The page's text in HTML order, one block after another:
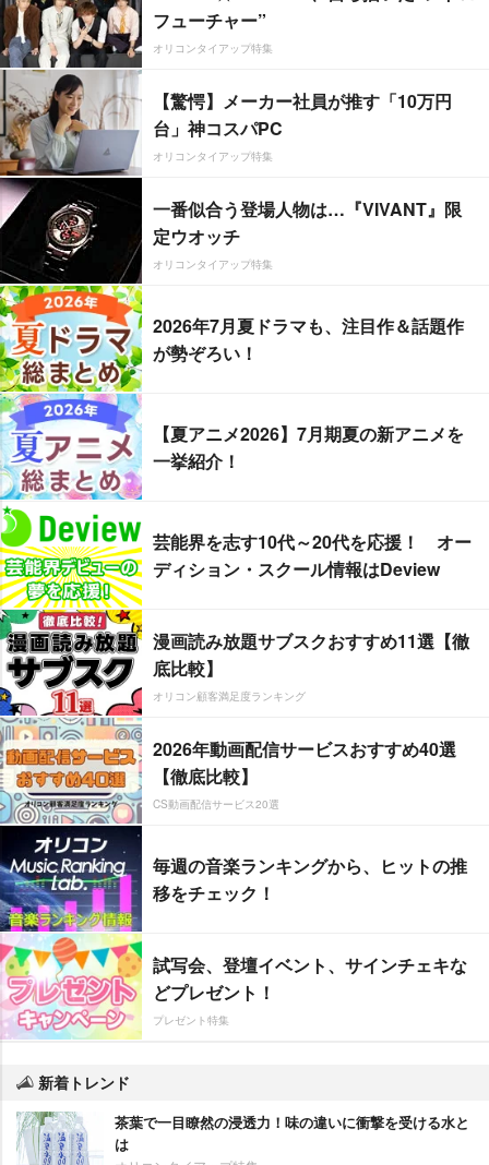
フューチャー”
オリコンタイアップ特集
【驚愕】メーカー社員が推す「10万円
台」神コスパPC
オリコンタイアップ特集
一番似合う登場人物は…『VIVANT』限
定ウオッチ
オリコンタイアップ特集
2026年7月夏ドラマも、注目作＆話題作
が勢ぞろい！
【夏アニメ2026】7月期夏の新アニメを
一挙紹介！
芸能界を志す10代～20代を応援！ オー
ディション・スクール情報はDeview
漫画読み放題サブスクおすすめ11選【徹
底比較】
オリコン顧客満足度ランキング
2026年動画配信サービスおすすめ40選
【徹底比較】
CS動画配信サービス20選
毎週の音楽ランキングから、ヒットの推
移をチェック！
試写会、登壇イベント、サインチェキな
どプレゼント！
プレゼント特集
新着トレンド
茶葉で一目瞭然の浸透力！味の違いに衝撃を受ける水と
は